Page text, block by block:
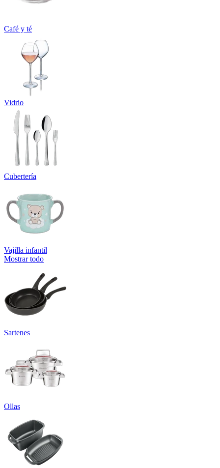
Café y té
Vidrio
Cubertería
Vajilla infantil
Mostrar todo
Sartenes
Ollas